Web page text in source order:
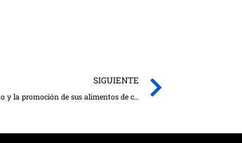
SIGUIENTE
Castilla-La Mancha marca como línea estratégica el reconocimiento y la promoción de sus alimentos de calidad a través de ‘Campo y Alma’